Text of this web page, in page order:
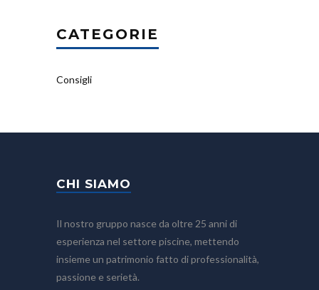
CATEGORIE
Consigli
CHI SIAMO
Il nostro gruppo nasce da oltre 25 anni di
esperienza nel settore piscine, mettendo
insieme un patrimonio fatto di professionalità,
passione e serietà.